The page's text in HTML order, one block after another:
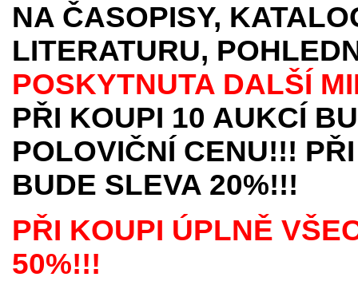
NA ČASOPISY,
LITERATURU,
POSKYTNUTA DALŠÍ
PŘI KOUPI 10 AUKCÍ
POLOVIČNÍ CENU!!!
BUDE SLEVA 20%!!!
PŘI KOUPI ÚPLNĚ
50%!!!